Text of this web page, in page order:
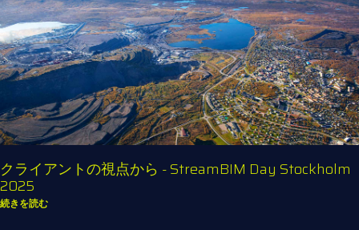
クライアントの視点から - StreamBIM Day Stockholm
2025
続きを読む